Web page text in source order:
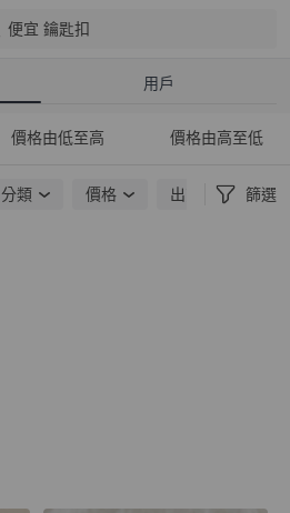
便宜 鑰匙扣
用戶
價格由低至高 價格由高至低
分類 價格 出貨地點 篩選